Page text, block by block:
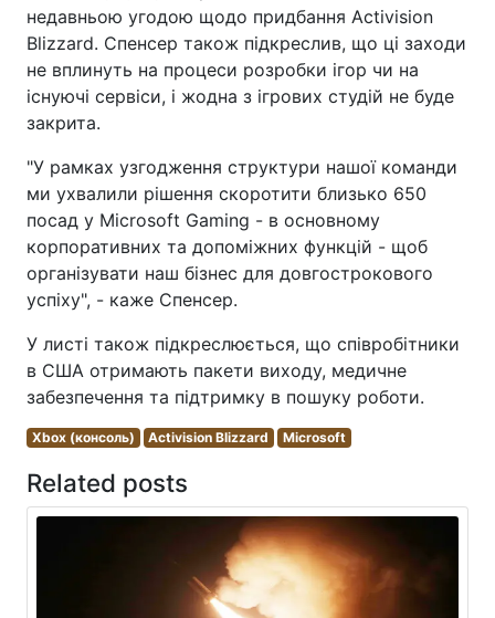
недавньою угодою щодо придбання Activision
Blizzard. Спенсер також підкреслив, що ці заходи
не вплинуть на процеси розробки ігор чи на
існуючі сервіси, і жодна з ігрових студій не буде
закрита.
"У рамках узгодження структури нашої команди
ми ухвалили рішення скоротити близько 650
посад у Microsoft Gaming - в основному
корпоративних та допоміжних функцій - щоб
організувати наш бізнес для довгострокового
успіху", - каже Спенсер.
У листі також підкреслюється, що співробітники
в США отримають пакети виходу, медичне
забезпечення та підтримку в пошуку роботи.
Xbox (консоль) Activision Blizzard Microsoft
Related posts